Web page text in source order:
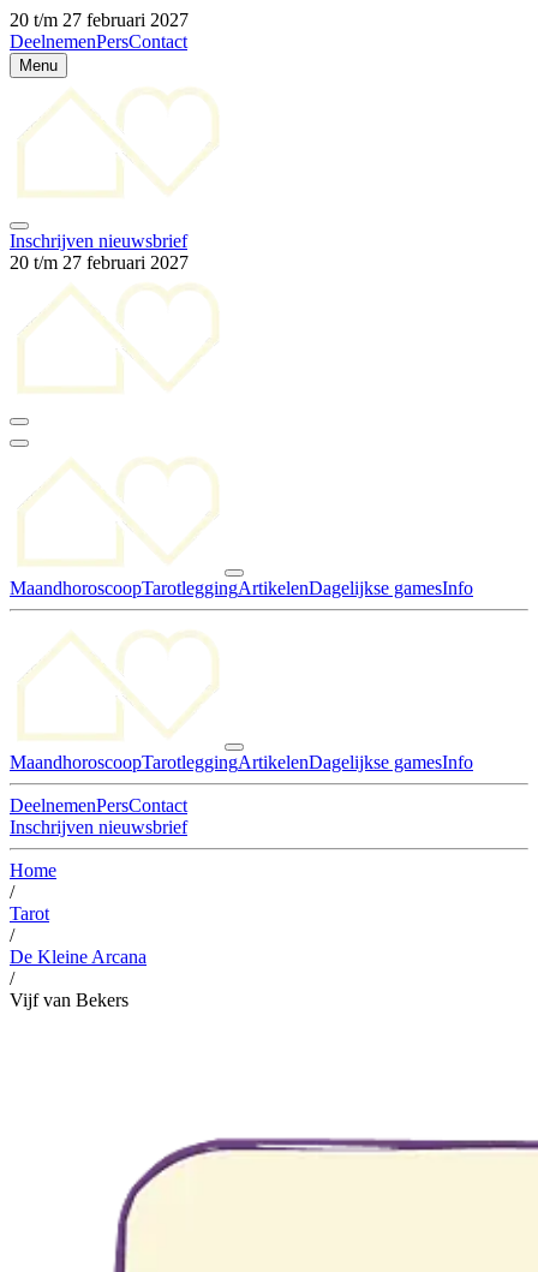
20 t/m 27 februari 2027
DeelnemenPersContact
Menu
Inschrijven nieuwsbrief
20 t/m 27 februari 2027
MaandhoroscoopTarotleggingArtikelenDagelijkse gamesInfo
MaandhoroscoopTarotleggingArtikelenDagelijkse gamesInfo
DeelnemenPersContact
Inschrijven nieuwsbrief
Home
/
Tarot
/
De Kleine Arcana
/
Vijf van Bekers